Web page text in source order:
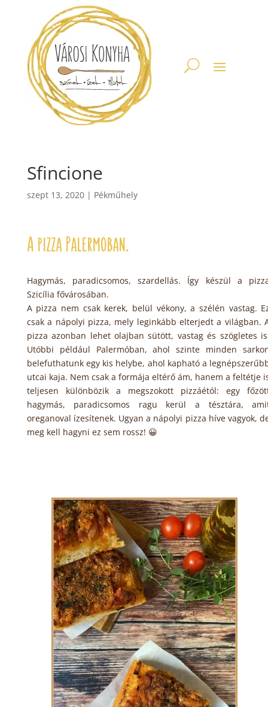
Sfincione
szept 13, 2020| Pékműhely
A pizza Palermóban.
Hagymás, paradicsomos, szardellás. Így készül a
Szicília fővárosában.
A pizza nem csak kerek, belül vékony, a szélén vastag.
csak a nápolyi pizza, mely leginkább elterjedt a világban.
pizza azonban lehet olajban sütött, vastag és szögletes
Utóbbi például Palermóban, ahol szinte minden
belefuthatunk egy kis helybe, ahol kapható a
utcai kaja. Nem csak a formája eltérő ám, hanem a feltétje
teljesen különbözik a megszokott pizzáétól: egy
hagymás, paradicsomos ragu kerül a tésztára,
oreganoval ízesítenek. Ugyan a nápolyi pizza híve vagyok,
meg kell hagyni ez sem rossz! 😀